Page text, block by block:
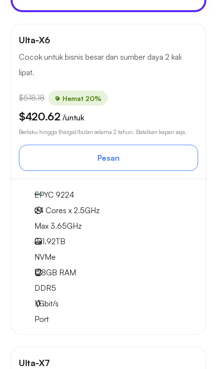
Ulta-X6
Cocok untuk bisnis besar dan sumber daya 2 kali
lipat.
$518.18 Hemat 20%
$420.62 /untuk
Berlaku hingga {harga}/bulan selama 2 tahun. Batalkan kapan saja.
Pesan
EPYC 9224
24 Cores x 2.5GHz
Max 3.65GHz
2x1.92TB
NVMe
128GB RAM
DDR5
1Gbit/s
Port
Ulta-X7